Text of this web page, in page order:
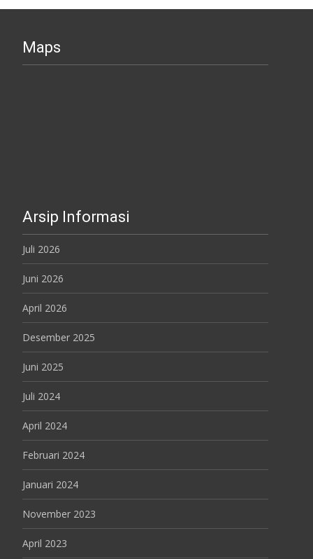
Maps
Arsip Informasi
Juli 2026
Juni 2026
April 2026
Desember 2025
Juni 2025
Juli 2024
April 2024
Februari 2024
Januari 2024
November 2023
April 2023